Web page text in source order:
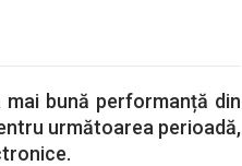
bună performanță din
următoarea perioadă,